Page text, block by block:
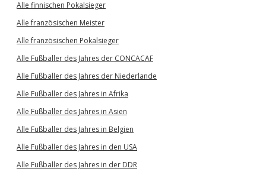
Alle finnischen Pokalsieger
Alle französischen Meister
Alle französischen Pokalsieger
Alle Fußballer des Jahres der CONCACAF
Alle Fußballer des Jahres der Niederlande
Alle Fußballer des Jahres in Afrika
Alle Fußballer des Jahres in Asien
Alle Fußballer des Jahres in Belgien
Alle Fußballer des Jahres in den USA
Alle Fußballer des Jahres in der DDR